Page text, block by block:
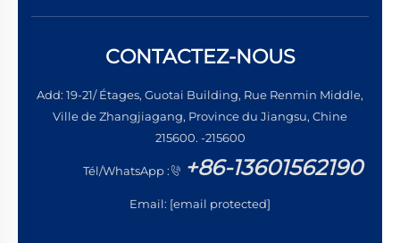
CONTACTEZ-NOUS
Add: 19-21/ Étages, Guotai Building, Rue Renmin Middle,
Ville de Zhangjiagang, Province du Jiangsu, Chine
215600. -215600
Tél/WhatsApp : +86-13601562190
Email: [email protected]